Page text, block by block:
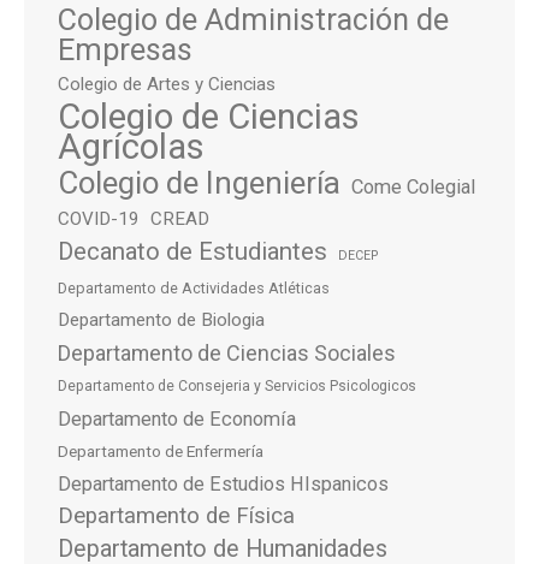
Colegio de Administración de
Empresas
Colegio de Artes y Ciencias
Colegio de Ciencias
Agrícolas
Colegio de Ingeniería Come Colegial
COVID-19 CREAD
Decanato de Estudiantes DECEP
Departamento de Actividades Atléticas
Departamento de Biologia
Departamento de Ciencias Sociales
Departamento de Consejeria y Servicios Psicologicos
Departamento de Economía
Departamento de Enfermería
Departamento de Estudios HIspanicos
Departamento de Física
Departamento de Humanidades